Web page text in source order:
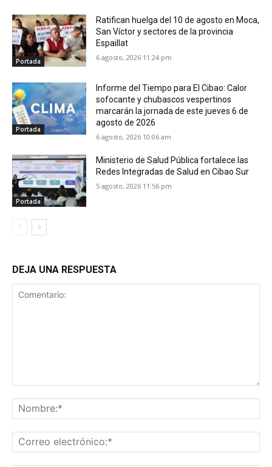
Portada
Ratifican huelga del 10 de agosto en Moca,
San Víctor y sectores de la provincia
Espaillat
6 agosto, 2026 11:24 pm
Portada
Informe del Tiempo para El Cibao: Calor
sofocante y chubascos vespertinos
marcarán la jornada de este jueves 6 de
agosto de 2026
6 agosto, 2026 10:06 am
Portada
Ministerio de Salud Pública fortalece las
Redes Integradas de Salud en Cibao Sur
5 agosto, 2026 11:56 pm
DEJA UNA RESPUESTA